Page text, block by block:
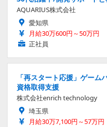
AQUARIUS株式会社
愛知県
月給30万600円～50万円
正社員
「再スタート応援」ゲー
資格取得支援
株式会社enrich technology
埼玉県
月給30万7,100円～57万円